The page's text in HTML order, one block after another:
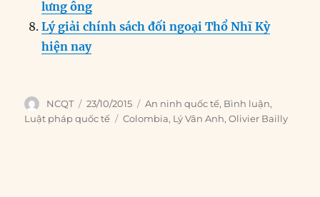
lưng ông
Lý giải chính sách đối ngoại Thổ Nhĩ Kỳ
hiện nay
Author
NCQT
Posted
on
23/10/2015 Categories
An ninh quốc tế, Bình luận,
Luật pháp quốc tế
Tags
Colombia, Lý Vân Anh,Olivier Bailly